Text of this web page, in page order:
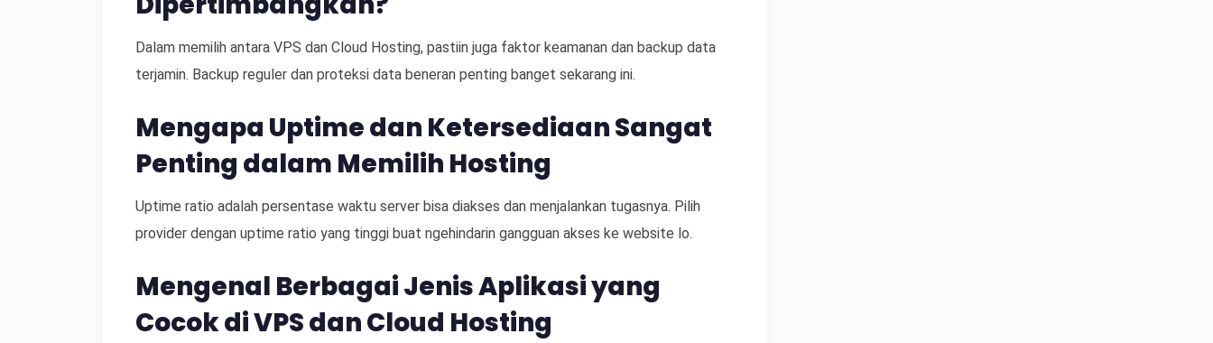
Dalam memilih antara VPS dan Cloud Hosting, pastiin juga faktor keamanan dan backup data
terjamin. Backup reguler dan proteksi data beneran penting banget sekarang ini.
Mengapa Uptime dan Ketersediaan Sangat
Penting dalam Memilih Hosting
Uptime ratio adalah persentase waktu server bisa diakses dan menjalankan tugasnya. Pilih
provider dengan uptime ratio yang tinggi buat ngehindarin gangguan akses ke website lo.
Mengenal Berbagai Jenis Aplikasi yang
Cocok di VPS dan Cloud Hosting